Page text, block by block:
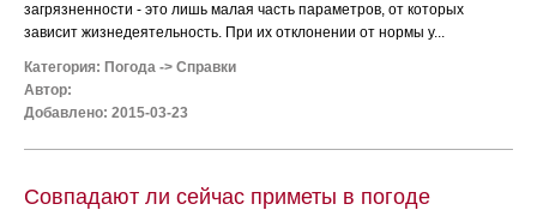
загрязненности - это лишь малая часть параметров, от которых
зависит жизнедеятельность. При их отклонении от нормы у...
Категория: Погода -> Справки
Автор:
Добавлено: 2015-03-23
Совпадают ли сейчас приметы в погоде